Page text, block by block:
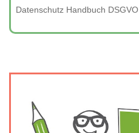
Datenschutz Handbuch DSGVO